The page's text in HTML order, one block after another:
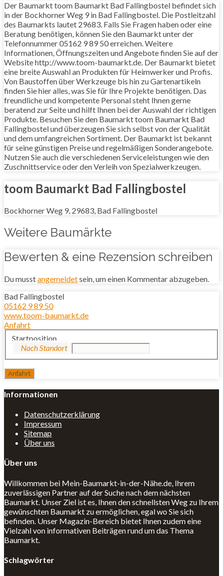
Der Baumarkt toom Baumarkt Bad Fallingbostel befindet sich
in der Bockhorner Weg 9 in Bad Fallingbostel. Die Postleitzahl
des Baumarkts lautet 29683. Falls Sie Fragen haben oder eine
Beratung benötigen, können Sie den Baumarkt unter der
Telefonnummer 05162 9 89 50 erreichen. Weitere
Informationen, Öffnungszeiten und Angebote finden Sie auf der
Website http://www.toom-baumarkt.de. Der Baumarkt bietet
eine breite Auswahl an Produkten für Heimwerker und Profis.
Von Baustoffen über Werkzeuge bis hin zu Gartenartikeln
finden Sie hier alles, was Sie für Ihre Projekte benötigen. Das
freundliche und kompetente Personal steht Ihnen gerne
beratend zur Seite und hilft Ihnen bei der Auswahl der richtigen
Produkte. Besuchen Sie den Baumarkt toom Baumarkt Bad
Fallingbostel und überzeugen Sie sich selbst von der Qualität
und dem umfangreichen Sortiment. Der Baumarkt ist bekannt
für seine günstigen Preise und regelmäßigen Sonderangebote.
Nutzen Sie auch die verschiedenen Serviceleistungen wie den
Zuschnittservice oder den Verleih von Spezialwerkzeugen.
toom Baumarkt Bad Fallingbostel
Bockhorner Weg 9, 29683, Bad Fallingbostel
Weitere Baumärkte
Bewerten & eine Rezension schreiben
Du musstangemeldetsein, um einen Kommentar abzugeben.
Bad Fallingbostel
05162 9 89 50
www.toom-baumarkt.de
Anfahrt
Startposition
Informationen
Datenschutzerklärung
Impressum
Sitemap
Über uns
Über uns
Willkommen bei Mein-Baumarkt-in-der-Nähe.de, Ihrem
zuverlässigen Partner auf der Suche nach dem nächsten
Baumarkt. Unser Ziel ist es, Ihnen den schnellsten Weg zu Ihrem
gewünschten Baumarkt zu ermöglichen, egal wo Sie sich
befinden. Unser Magazin-Bereich bietet Ihnen zudem eine
Vielzahl von informativen Beiträgen rund um das Thema
Baumarkt.
Schlagwörter